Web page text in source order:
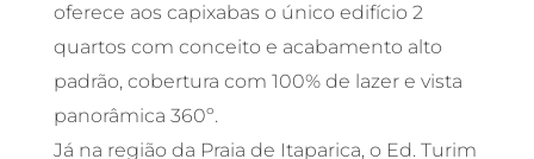
oferece aos capixabas o único edifício 2
quartos com conceito e acabamento alto
padrão, cobertura com 100% de lazer e vista
panorâmica 360º.
Já na região da Praia de Itaparica, o Ed. Turim